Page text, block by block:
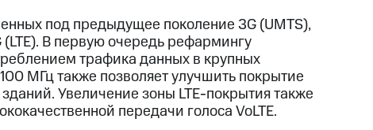
под предыдущее поколение 3G (UMTS),
В первую очередь рефармингу
трафика данных в крупных
МГц также позволяет улучшить покрытие
Увеличение зоны LTE-покрытия также
передачи голоса VoLTE.